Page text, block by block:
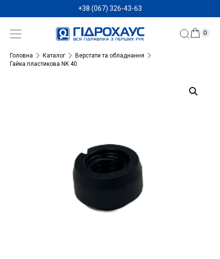
+38 (067) 326-43-63
0
Головна Каталог
Верстати та обладнання
Гайка пластикова NK 40